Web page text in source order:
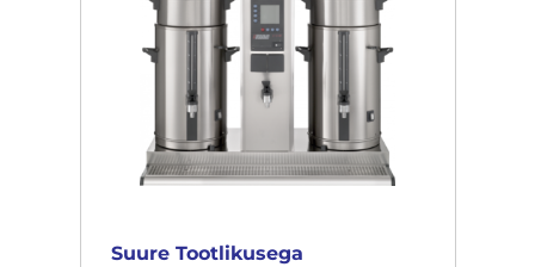
Suure Tootlikusega